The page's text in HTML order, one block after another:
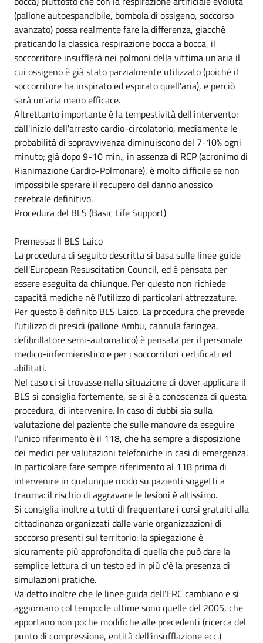
(pallone autoespandibile, bombola di ossigeno, soccorso
avanzato) possa realmente fare la differenza, giacché
praticando la classica respirazione bocca a bocca, il
soccorritore insufflerà nei polmoni della vittima un'aria il
cui ossigeno è già stato parzialmente utilizzato (poiché il
soccorritore ha inspirato ed espirato quell'aria), e perciò
sarà un'aria meno efficace.
Altrettanto importante è la tempestività dell'intervento:
dall'inizio dell'arresto cardio-circolatorio, mediamente le
probabilità di sopravvivenza diminuiscono del 7-10% ogni
minuto; già dopo 9-10 min., in assenza di RCP (acronimo di
Rianimazione Cardio-Polmonare), è molto difficile se non
impossibile sperare il recupero del danno anossico
cerebrale definitivo.
Procedura del BLS (Basic Life Support)
Premessa: Il BLS Laico
La procedura di seguito descritta si basa sulle linee guide
dell'European Resuscitation Council, ed è pensata per
essere eseguita da chiunque. Per questo non richiede
capacità mediche né l'utilizzo di particolari attrezzature.
Per questo è definito BLS Laico. La procedura che prevede
l'utilizzo di presidi (pallone Ambu, cannula faringea,
defibrillatore semi-automatico) è pensata per il personale
medico-infermieristico e per i soccorritori certificati ed
abilitati.
Nel caso ci si trovasse nella situazione di dover applicare il
BLS si consiglia fortemente, se si è a conoscenza di questa
procedura, di intervenire. In caso di dubbi sia sulla
valutazione del paziente che sulle manovre da eseguire
l'unico riferimento è il 118, che ha sempre a disposizione
dei medici per valutazioni telefoniche in casi di emergenza.
In particolare fare sempre riferimento al 118 prima di
intervenire in qualunque modo su pazienti soggetti a
trauma: il rischio di aggravare le lesioni è altissimo.
Si consiglia inoltre a tutti di frequentare i corsi gratuiti alla
cittadinanza organizzati dalle varie organizzazioni di
soccorso presenti sul territorio: la spiegazione è
sicuramente più approfondita di quella che può dare la
semplice lettura di un testo ed in più c'è la presenza di
simulazioni pratiche.
Va detto inoltre che le linee guida dell'ERC cambiano e si
aggiornano col tempo: le ultime sono quelle del 2005, che
apportano non poche modifiche alle precedenti (ricerca del
punto di compressione, entità dell'insufflazione ecc.)